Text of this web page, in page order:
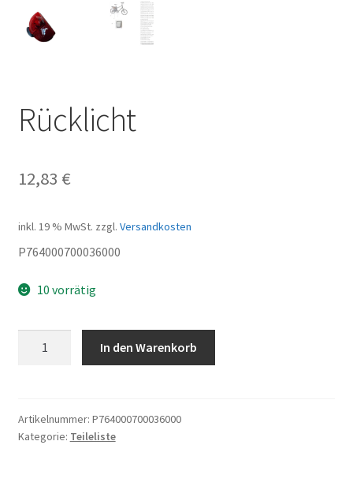
Rücklicht
12,83 €
inkl. 19 % MwSt. zzgl. Versandkosten
P764000700036000
10 vorrätig
In den Warenkorb
Artikelnummer: P764000700036000
Kategorie: Teileliste